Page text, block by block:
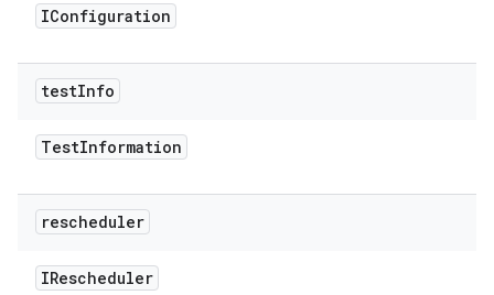
IConfiguration
testInfo
TestInformation
rescheduler
IRescheduler